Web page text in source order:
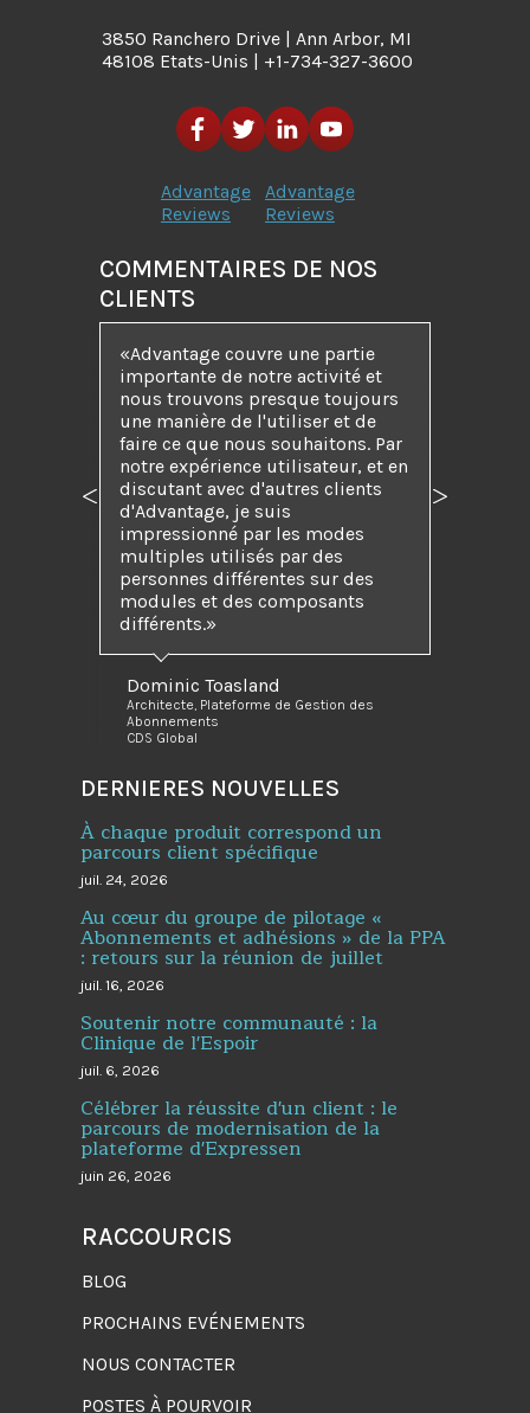
3850 Ranchero Drive | Ann Arbor, MI
48108 Etats-Unis | +1-734-327-3600
Advantage
Reviews
Advantage
Reviews
COMMENTAIRES DE NOS
CLIENTS
Advantage couvre une partie
importante de notre activité et
nous trouvons presque toujours
une manière de l'utiliser et de
faire ce que nous souhaitons. Par
notre expérience utilisateur, et en
discutant avec d'autres clients
d'Advantage, je suis
impressionné par les modes
multiples utilisés par des
personnes différentes sur des
modules et des composants
différents.
Dominic Toasland
Architecte, Plateforme de Gestion des
Abonnements
CDS Global
Précédent Suivant
DERNIERES NOUVELLES
À chaque produit correspond un
parcours client spécifique
juil. 24, 2026
Au cœur du groupe de pilotage «
Abonnements et adhésions » de la PPA
: retours sur la réunion de juillet
juil. 16, 2026
Soutenir notre communauté : la
Clinique de l'Espoir
juil. 6, 2026
Célébrer la réussite d'un client : le
parcours de modernisation de la
plateforme d'Expressen
juin 26, 2026
RACCOURCIS
BLOG
PROCHAINS EVÉNEMENTS
NOUS CONTACTER
POSTES À POURVOIR